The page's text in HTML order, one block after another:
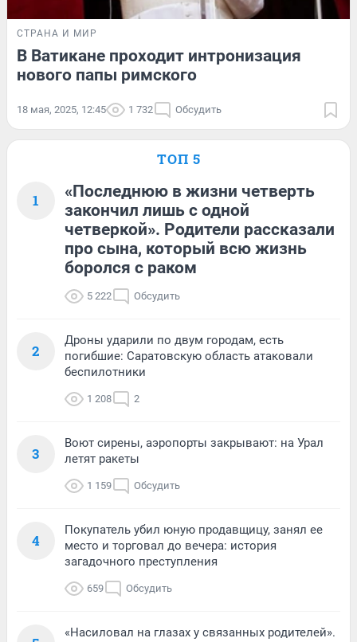
СТРАНА И МИР
В Ватикане проходит интронизация
нового папы римского
18 мая, 2025, 12:45 1 732 Обсудить
ТОП 5
1
«Последнюю в жизни четверть
закончил лишь с одной
четверкой». Родители рассказали
про сына, который всю жизнь
боролся с раком
5 222 Обсудить
2
Дроны ударили по двум городам, есть
погибшие: Саратовскую область атаковали
беспилотники
1 208 2
3
Воют сирены, аэропорты закрывают: на Урал
летят ракеты
1 159 Обсудить
4
Покупатель убил юную продавщицу, занял ее
место и торговал до вечера: история
загадочного преступления
659 Обсудить
«Насиловал на глазах у связанных родителей».